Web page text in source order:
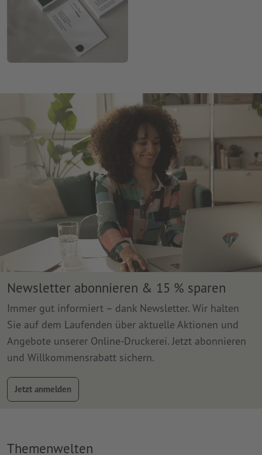
Newsletter abonnieren & 15 % sparen
Immer gut informiert – dank Newsletter. Wir halten
Sie auf dem Laufenden über aktuelle Aktionen und
Angebote unserer Online-Druckerei. Jetzt abonnieren
und Willkommensrabatt sichern.
Jetzt anmelden
Themenwelten